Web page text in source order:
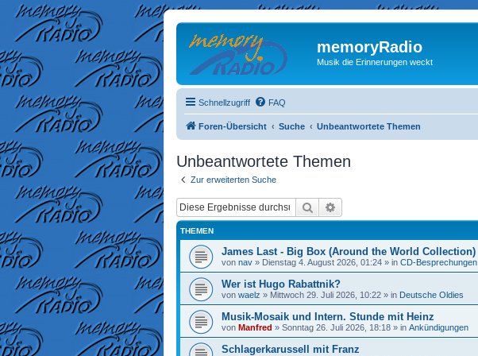
memoryRadio
Musik die Erinnerungen weckt
Schnellzugriff FAQ
Foren-Übersicht Suche Unbeantwortete Themen
Unbeantwortete Themen
Zur erweiterten Suche
Suche
THEMEN
James Last - Big Box (Around the World Collection)
von nav » Dienstag 4. August 2026, 01:24 » in CD-Besprechungen
Wer ist Hugo Rabattnik?
von waelz » Mittwoch 29. Juli 2026, 10:22 » in Deutsche Oldies
Musik-Mosaik und Intern. Stunde mit Heinz
von Manfred » Sonntag 26. Juli 2026, 18:18 » in Ankündigungen
Schlagerkarussell mit Franz